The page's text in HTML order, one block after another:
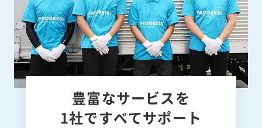
豊富なサービスを
1社ですべてサポート